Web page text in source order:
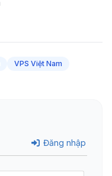
VPS Việt Nam
Đăng nhập